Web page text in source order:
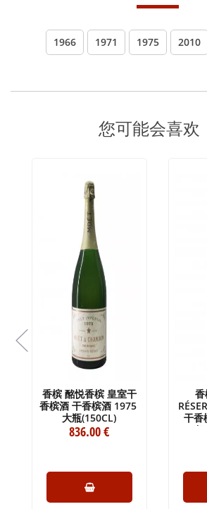
1966 1971 1975 2010
您可能会喜欢
香槟 酩悦香槟 皇室干
香槟酒 干香槟酒 1975
大瓶(150CL)
836.00€
干香